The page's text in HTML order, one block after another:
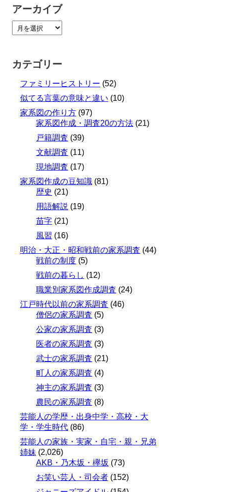
アーカイブ
カテゴリー
ファミリーヒストリー (52)
似てる言葉の意味と違い (10)
家系図の作り方 (97)
家系図作成・調査20の方法 (21)
戸籍調査 (39)
文献調査 (11)
現地調査 (17)
家系図作成の豆知識 (81)
歴史 (21)
用語解説 (19)
苗字 (21)
風習 (16)
明治・大正・昭和戦前の家系調査 (44)
戦前の制度 (5)
戦前の暮らし (12)
職業別家系図作成調査 (24)
江戸時代以前の家系調査 (46)
僧侶の家系調査 (5)
公家の家系調査 (3)
医者の家系調査 (3)
武士の家系調査 (21)
町人の家系調査 (4)
神主の家系調査 (3)
農民の家系調査 (8)
芸能人の学歴・出身中学・高校・大
学・学生時代 (86)
芸能人の家族・実家・自宅・親・兄弟
姉妹 (2,026)
AKB・乃木坂・欅坂 (73)
お笑い芸人・司会者 (152)